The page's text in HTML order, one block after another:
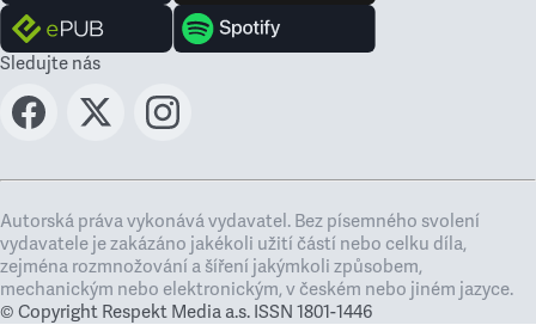
Sledujte nás
Autorská práva vykonává vydavatel. Bez písemného svolení
vydavatele je zakázáno jakékoli užití částí nebo celku díla,
zejména rozmnožování a šíření jakýmkoli způsobem,
mechanickým nebo elektronickým, v českém nebo jiném jazyce.
© Copyright Respekt Media a.s. ISSN 1801-1446